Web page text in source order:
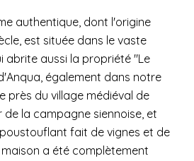
authentique, dont l'origine
est située dans le vaste
abrite aussi la propriété "Le
également dans notre
près du village médiéval de
la campagne siennoise, et
fait de vignes et de
a été complètement